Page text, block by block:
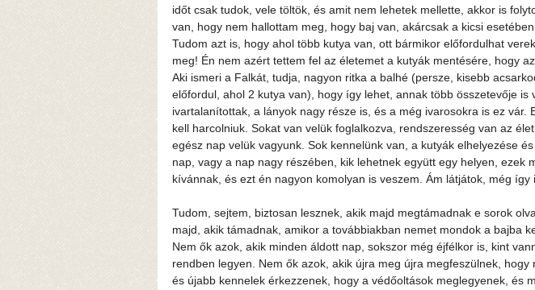
időt csak tudok, vele töltök, és amit nem lehetek mellette, akkor is
van, hogy nem hallottam meg, hogy baj van, akárcsak a kicsi esetében.
Tudom azt is, hogy ahol több kutya van, ott bármikor előfordulhat
meg! Én nem azért tettem fel az életemet a kutyák mentésére, hogy
Aki ismeri a Falkát, tudja, nagyon ritka a balhé (persze, kisebb
előfordul, ahol 2 kutya van), hogy így lehet, annak több összetevője is
ivartalanítottak, a lányok nagy része is, és a még ivarosokra is ez vár.
kell harcolniuk. Sokat van velük foglalkozva, rendszeresség van az
egész nap velük vagyunk. Sok kennelünk van, a kutyák elhelyezése
nap, vagy a nap nagy részében, kik lehetnek együtt egy helyen, ezek
kívánnak, és ezt én nagyon komolyan is veszem. Ám látjátok, még így
Tudom, sejtem, biztosan lesznek, akik majd megtámadnak e sorok
majd, akik támadnak, amikor a továbbiakban nemet mondok a bajba
Nem ők azok, akik minden áldott nap, sokszor még éjfélkor is, kint
rendben legyen. Nem ők azok, akik újra meg újra megfeszülnek,
és újabb kennelek érkezzenek, hogy a védőoltások meglegyenek, és